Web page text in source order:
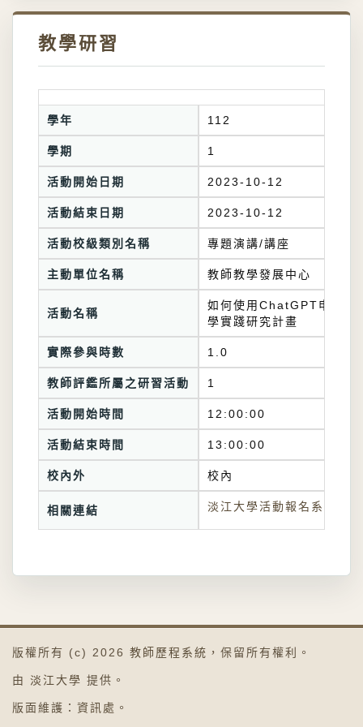
教學研習
學年 112
學期 1
活動開始日期 2023-10-12
活動結束日期 2023-10-12
活動校級類別名稱 專題演講/講座
主動單位名稱 教師教學發展中心
活動名稱
如何使用ChatGPT申請教
學實踐研究計畫
實際參與時數 1.0
教師評鑑所屬之研習活動 1
活動開始時間 12:00:00
活動結束時間 13:00:00
校內外 校內
相關連結 淡江大學活動報名系統連結
版權所有 (c) 2026 教師歷程系統 ，保留所有權利。
由 淡江大學 提供。
版面維護： 資訊處 。